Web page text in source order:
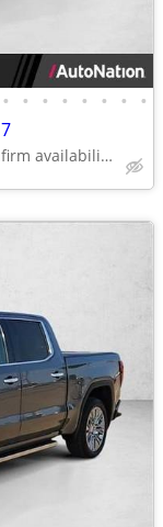
• • • • • • • •
Call (888) 201-6517 to confirm availability - May 14th